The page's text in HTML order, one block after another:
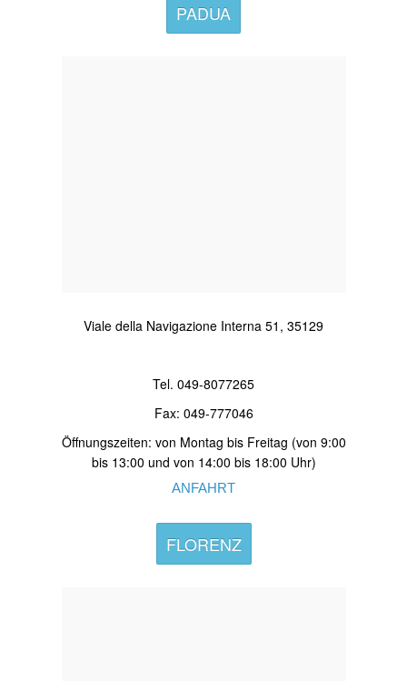
PADUA
Viale della Navigazione Interna 51, 35129
Tel. 049-8077265
Fax: 049-777046
Öffnungszeiten: von Montag bis Freitag (von 9:00
bis 13:00 und von 14:00 bis 18:00 Uhr)
ANFAHRT
FLORENZ